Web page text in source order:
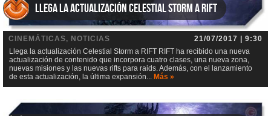
Llega la actualización Celestial Storm a RIFT
CINEMÁTICAS, NOTICIAS
21/07/2017 | 9:30
Llega la actualización Celestial Storm a RIFT RIFT ha recibido una nueva
actualización de contenido que incorpora cuatro clases, una nueva zona,
nuevas misiones y las nuevas rifts para raids. Además, con el lanzamiento
de esta actualización, la última expansión... Más »